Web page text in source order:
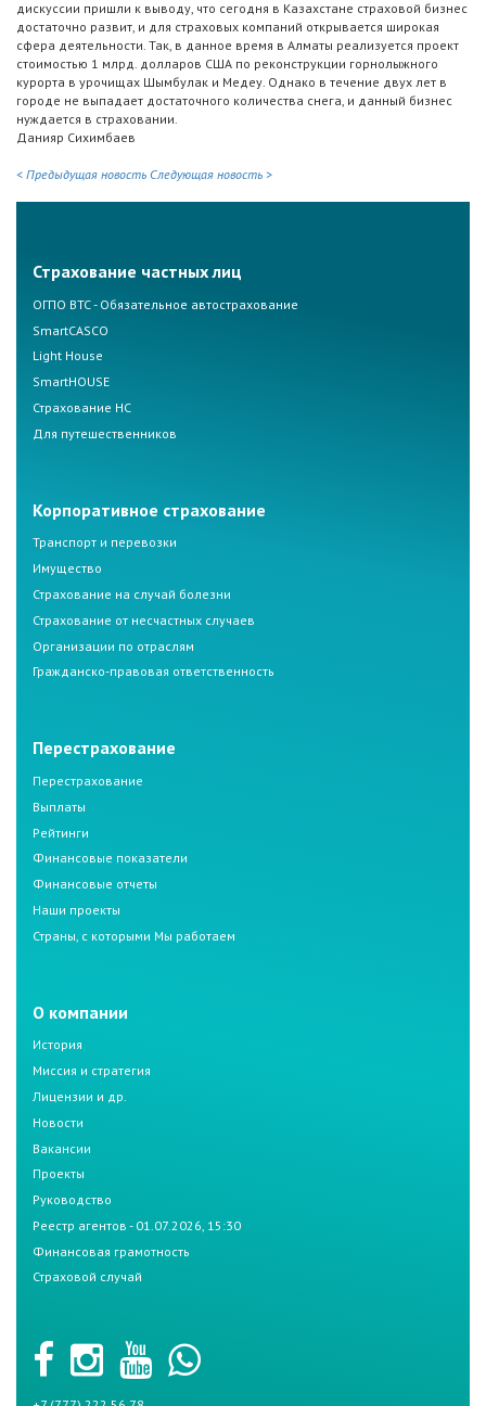
дискуссии пришли к выводу, что сегодня в Казахстане страховой бизнес
достаточно развит, и для страховых компаний открывается широкая
сфера деятельности. Так, в данное время в Алматы реализуется проект
стоимостью 1 млрд. долларов США по реконструкции горнолыжного
курорта в урочищах Шымбулак и Медеу. Однако в течение двух лет в
городе не выпадает достаточного количества снега, и данный бизнес
нуждается в страховании.
Данияр Сихимбаев
< Предыдущая новость Следующая новость >
Страхование частных лиц
ОГПО ВТС - Обязательное автострахование
SmartCASCO
Light House
SmartHOUSE
Страхование НС
Для путешественников
Корпоративное страхование
Транспорт и перевозки
Имущество
Страхование на случай болезни
Страхование от несчастных случаев
Организации по отраслям
Гражданско-правовая ответственность
Перестрахование
Перестрахование
Выплаты
Рейтинги
Финансовые показатели
Финансовые отчеты
Наши проекты
Страны, с которыми Мы работаем
О компании
История
Миссия и стратегия
Лицензии и др.
Новости
Вакансии
Проекты
Руководство
Реестр агентов - 01.07.2026, 15:30
Финансовая грамотность
Страховой случай